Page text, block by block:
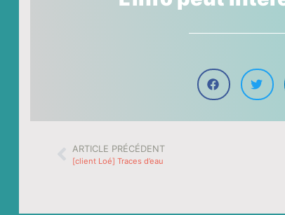
ARTICLE PRÉCÉDENT
[client Loé] Traces d’eau